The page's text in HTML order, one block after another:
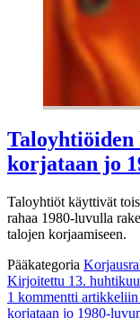
korjataan jo
Taloyhtiöt käyttivät
rahaa 1980-luvulla
talojen korjaamiseen.
Pääkategoria
Kirjoitettu 13.
1 kommentti
korjataan jo 1980-